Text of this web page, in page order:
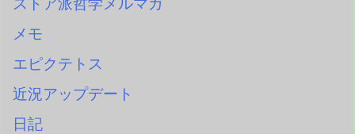
メモ
エピクテトス
近況アップデート
日記